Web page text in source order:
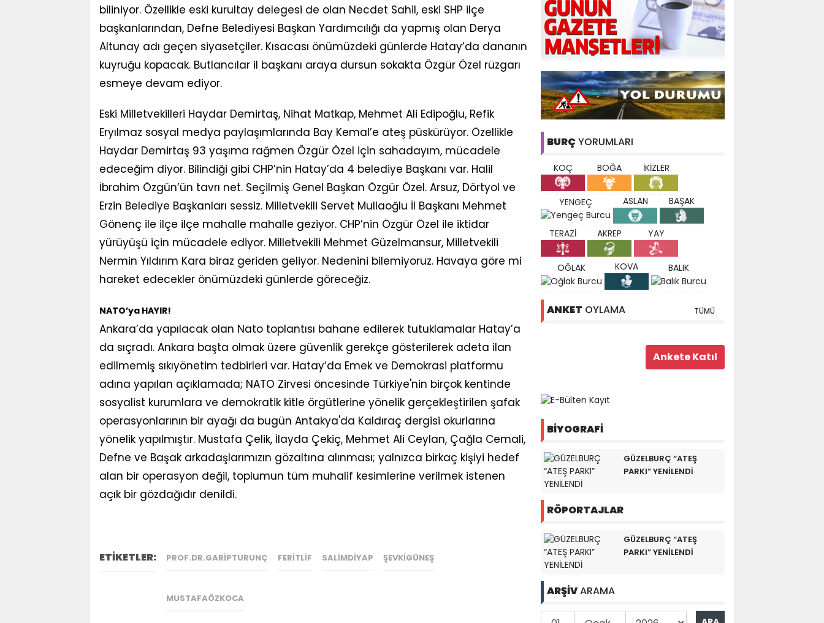
biliniyor. Özellikle eski kurultay delegesi de olan Necdet Sahil, eski SHP ilçe
başkanlarından, Defne Belediyesi Başkan Yardımcılığı da yapmış olan Derya
Altunay adı geçen siyasetçiler. Kısacası önümüzdeki günlerde Hatay’da dananın
kuyruğu kopacak. Butlancılar il başkanı araya dursun sokakta Özgür Özel rüzgarı
esmeye devam ediyor.
Eski Milletvekilleri Haydar Demirtaş, Nihat Matkap, Mehmet Ali Edipoğlu, Refik
Eryılmaz sosyal medya paylaşımlarında Bay Kemal’e ateş püskürüyor. Özellikle
Haydar Demirtaş 93 yaşıma rağmen Özgür Özel için sahadayım, mücadele
edeceğim diyor. Bilindiği gibi CHP’nin Hatay’da 4 belediye Başkanı var. Halil
İbrahim Özgün’ün tavrı net. Seçilmiş Genel Başkan Özgür Özel. Arsuz, Dörtyol ve
Erzin Belediye Başkanları sessiz. Milletvekili Servet Mullaoğlu İl Başkanı Mehmet
Gönenç ile ilçe ilçe mahalle mahalle geziyor. CHP’nin Özgür Özel ile iktidar
yürüyüşü için mücadele ediyor. Milletvekili Mehmet Güzelmansur, Milletvekili
Nermin Yıldırım Kara biraz geriden geliyor. Nedenini bilemiyoruz. Havaya göre mi
hareket edecekler önümüzdeki günlerde göreceğiz.
NATO’ya HAYIR!
Ankara’da yapılacak olan Nato toplantısı bahane edilerek tutuklamalar Hatay’a
da sıçradı. Ankara başta olmak üzere güvenlik gerekçe gösterilerek adeta ilan
edilmemiş sıkıyönetim tedbirleri var. Hatay’da Emek ve Demokrasi platformu
adına yapılan açıklamada; NATO Zirvesi öncesinde Türkiye'nin birçok kentinde
sosyalist kurumlara ve demokratik kitle örgütlerine yönelik gerçekleştirilen şafak
operasyonlarının bir ayağı da bugün Antakya'da Kaldıraç dergisi okurlarına
yönelik yapılmıştır. Mustafa Çelik, İlayda Çekiç, Mehmet Ali Ceylan, Çağla Cemali,
Defne ve Başak arkadaşlarımızın gözaltına alınması; yalnızca birkaç kişiyi hedef
alan bir operasyon değil, toplumun tüm muhalif kesimlerine verilmek istenen
açık bir gözdağıdır denildi.
ETİKETLER: PROF.DR.GARIPTURUNÇ FERITLIF SALIMDIYAP ŞEVKIGÜNEŞ
MUSTAFAÖZKOCA
BURÇ YORUMLARI
KOÇ BOĞA İKİZLER
YENGEÇ ASLAN BAŞAK
TERAZİ AKREP YAY
OĞLAK KOVA BALIK
ANKET OYLAMA TÜMÜ
BİYOGRAFİ
GÜZELBURÇ “ATEŞ
PARKI” YENİLENDİ
RÖPORTAJLAR
GÜZELBURÇ “ATEŞ
PARKI” YENİLENDİ
ARŞİVARAMA